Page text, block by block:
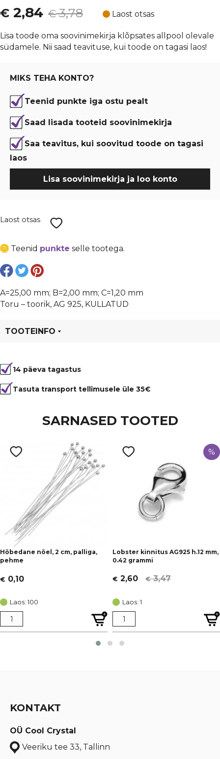
€3,78
Algne
hind
oli:
€ 3,78.
€ 2,84
Current
price
is:
€ 2,84.
Laost otsas
Lisa toode oma soovinimekirja klõpsates allpool olevale
südamele. Nii saad teavituse, kui toode on tagasi laos!
MIKS TEHA KONTO?
Teenid punkte iga ostu pealt
Saad lisada tooteid soovinimekirja
Saa teavitus, kui soovitud toode on tagasi
laos
Lisa soovinimekirja ja loo konto
Laost otsas
Teenid punkte selle tootega.
A=25,00 mm; B=2,00 mm; C=1,20 mm
Toru – toorik, AG 925, KULLATUD
TOOTEINFO
14 päeva tagastus
Tasuta transport tellimusele üle 35€
SARNASED TOOTED
Hõbedane nõel, 2 cm, palliga,
pehme
€ 0,10
Laos: 100
%
Lobster kinnitus AG925 h.12 mm,
0.42 grammi
€3,47
Algne
oli:
€ 3,47.
€ 2,60
Current
is:
€ 2,60.
Laos: 1
KONTAKT
OÜ Cool Crystal
Veeriku tee 33, Tallinn